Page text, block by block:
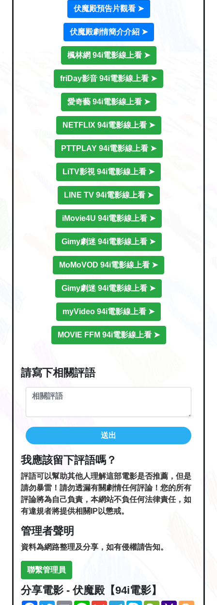
伏魔殿預告片觀看 ➤
伏魔殿劇情簡介介紹 ➤
楓林網 94i電影線上看 ➤
friDay影音 94i電影線上看 ➤
愛奇藝 94i電影線上看 ➤
NETFLIX 94i電影線上看 ➤
PTTPLAY 94i電影線上看 ➤
LiTV影視 94i電影線上看 ➤
LINE TV 94i電影線上看 ➤
iMovie4U 94i電影線上看 ➤
Gimy劇迷 94i電影線上看 ➤
MoMoVOD 94i電影線上看 ➤
Gimy劇迷 94i電影線上看 ➤
myVideo 94i電影線上看 ➤
MOVIE FFM 94i電影線上看 ➤
請寫下相關評語
送出
我應該留下評語嗎？
評語可以幫助其他人理解這部電影是否推薦，但是
請勿暴雷！請勿透漏有關劇情任何評論！您的所有
評論將為自己負責，本網站不負任何法律責任，如
有違規者將提供相關IP以懲戒。
管理者聲明
資料為網路整理及分享，如有侵權請告知。
聯繫管理員
分享電影 - 伏魔殿【94i電影】